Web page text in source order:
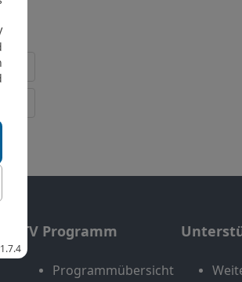
TV Programm
Programmübersicht